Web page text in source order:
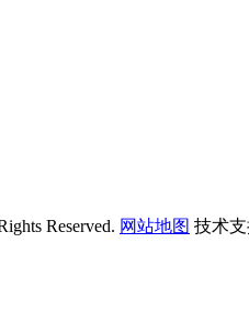
Reserved. 网站地图 技术支